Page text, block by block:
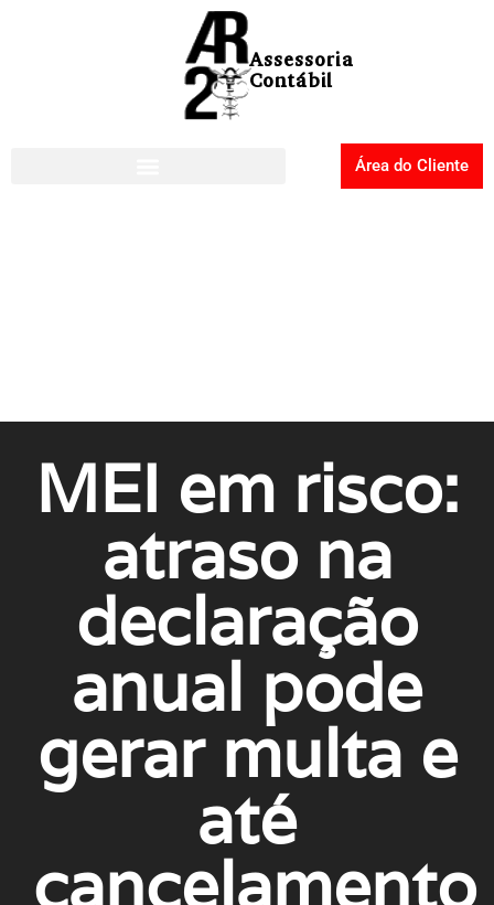
Área do Cliente
MEI em risco:
atraso na
declaração
anual pode
gerar multa e
até
cancelamento